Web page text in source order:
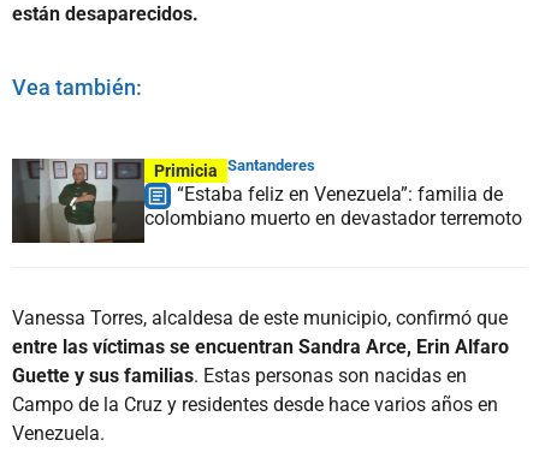
están desaparecidos.
Vea también:
Primicia Santanderes
“Estaba feliz en Venezuela”: familia de
colombiano muerto en devastador terremoto
Vanessa Torres, alcaldesa de este municipio, confirmó que
entre las víctimas se encuentran Sandra Arce, Erin Alfaro
Guette y sus familias. Estas personas son nacidas en
Campo de la Cruz y residentes desde hace varios años en
Venezuela.